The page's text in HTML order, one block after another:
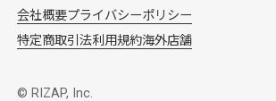
会社概要プライバシーポリシー
特定商取引法利用規約海外店舗
© RIZAP, Inc.